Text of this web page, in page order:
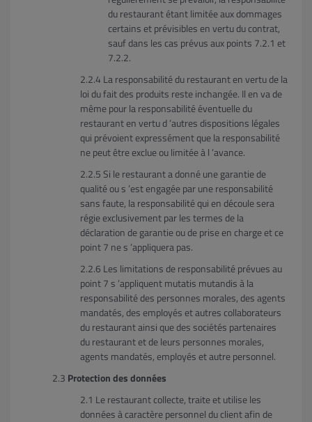
du restaurant étant limitée aux dommages
certains et prévisibles en vertu du contrat,
sauf dans les cas prévus aux points 7.2.1 et
7.2.2.
La responsabilité du restaurant en vertu de la
loi du fait des produits reste inchangée. Il en va de
même pour la responsabilité éventuelle du
restaurant en vertu d ’autres dispositions légales
qui prévoient expressément que la responsabilité
ne peut être exclue ou limitée à l ’avance.
Si le restaurant a donné une garantie de
qualité ou s ’est engagée par une responsabilité
sans faute, la responsabilité qui en découle sera
régie exclusivement par les termes de la
déclaration de garantie ou de prise en charge et ce
point 7 ne s ’appliquera pas.
Les limitations de responsabilité prévues au
point 7 s ’appliquent mutatis mutandis à la
responsabilité des personnes morales, des agents
mandatés, des employés et autres collaborateurs
du restaurant ainsi que des sociétés partenaires
du restaurant et de leurs personnes morales,
agents mandatés, employés et autre personnel.
Protection des données
Le restaurant collecte, traite et utilise les
données à caractère personnel du client afin de